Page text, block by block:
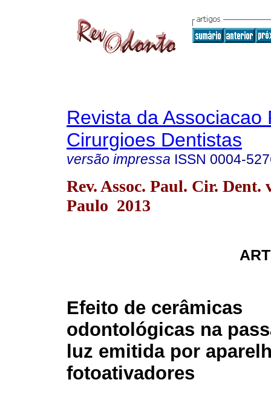
Revista da Associacao
Cirurgioes Dentistas
versão impressa ISSN 0004-
Rev. Assoc. Paul. Cir. Dent.
Paulo 2013
Efeito de cerâmicas
odontológicas na
luz emitida por
fotoativadores